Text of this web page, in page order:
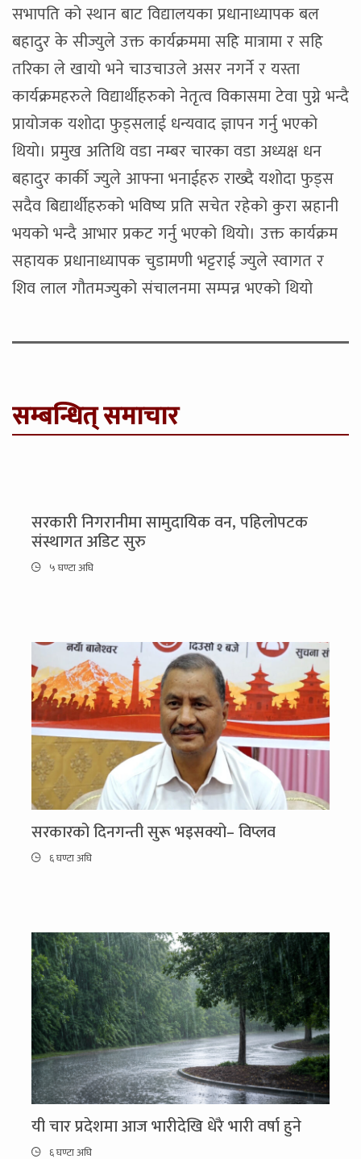
सभापति को स्थान बाट विद्यालयका प्रधानाध्यापक बल
बहादुर के सीज्युले उक्त कार्यक्रममा सहि मात्रामा र सहि
तरिका ले खायो भने चाउचाउले असर नगर्ने र यस्ता
कार्यक्रमहरुले विद्यार्थीहरुको नेतृत्व विकासमा टेवा पुग्ने भन्दै
प्रायोजक यशोदा फुड्सलाई धन्यवाद ज्ञापन गर्नु भएको
थियो। प्रमुख अतिथि वडा नम्बर चारका वडा अध्यक्ष धन
बहादुर कार्की ज्युले आफ्ना भनाईहरु राख्दै यशोदा फुड्स
सदैव बिद्यार्थीहरुको भविष्य प्रति सचेत रहेको कुरा स्रहानी
भयको भन्दै आभार प्रकट गर्नु भएको थियो। उक्त कार्यक्रम
सहायक प्रधानाध्यापक चुडामणी भट्टराई ज्युले स्वागत र
शिव लाल गौतमज्युको संचालनमा सम्पन्न भएको थियो
सम्बन्धित् समाचार
सरकारी निगरानीमा सामुदायिक वन, पहिलोपटक
संस्थागत अडिट सुरु
५ घण्टा अघि
सरकारको दिनगन्ती सुरू भइसक्यो– विप्लव
६ घण्टा अघि
यी चार प्रदेशमा आज भारीदेखि धेरै भारी वर्षा हुने
६ घण्टा अघि